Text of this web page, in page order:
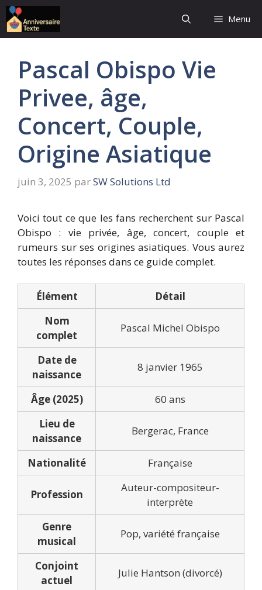
Aller
au
contenu
Menu
Pascal Obispo Vie
Privee, âge,
Concert, Couple,
Origine Asiatique
juin 3, 2025 parSW Solutions Ltd
Voici tout ce que les fans recherchent sur Pascal
Obispo : vie privée, âge, concert, couple et
rumeurs sur ses origines asiatiques. Vous aurez
toutes les réponses dans ce guide complet.
Élément
Détail
Nom
complet
Pascal Michel Obispo
Date de
naissance
8 janvier 1965
Âge (2025)
60 ans
Lieu de
naissance
Bergerac, France
Nationalité Française
Profession
Auteur-compositeur-
interprète
Genre
musical
Pop, variété française
Conjoint
actuel
Julie Hantson (divorcé)